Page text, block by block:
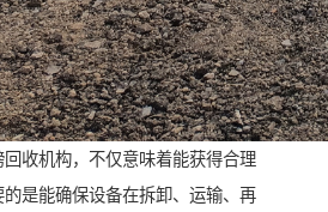
收机构，不仅意味着能获得合理
是能确保设备在拆卸、运输、再